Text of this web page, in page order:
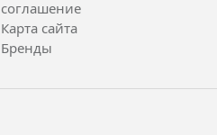
соглашение
Карта сайта
Бренды